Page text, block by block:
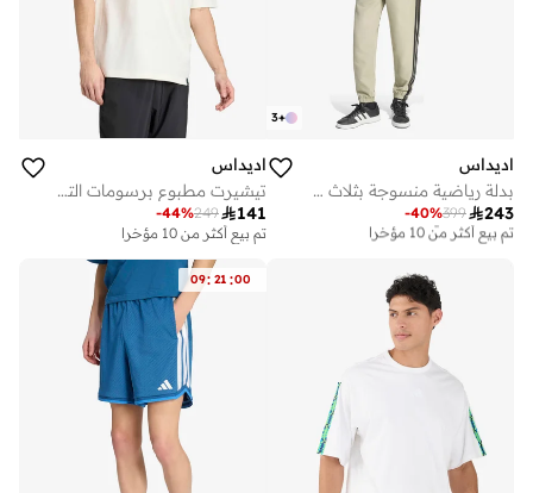
+
3
اديداس
بدلة رياضية منسوجة بثلاث خطوط
243
399
-40%
توصيل مجاني
تم بيع أكثر من 10 مؤخرا
اديداس
تيشيرت مطبوع برسومات التنزه
141
249
-44%
تم بيع أكثر من 10 مؤخرا
09: 21 :00